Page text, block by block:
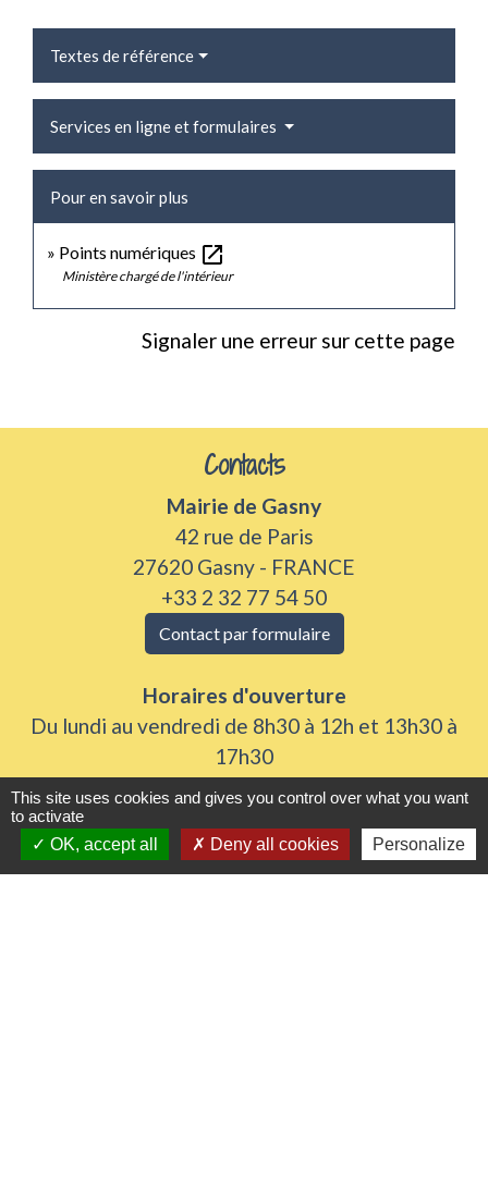
Textes de référence
Services en ligne et formulaires
Pour en savoir plus
Points numériques open_in_new
Ministère chargé de l'intérieur
Signaler une erreur sur cette page
Contacts
Mairie de Gasny
42 rue de Paris
27620 Gasny - FRANCE
+33 2 32 77 54 50
Contact par formulaire
Horaires d'ouverture
Du lundi au vendredi de 8h30 à 12h et 13h30 à
17h30
Samedi 8h30 à 12h
This site uses cookies and gives you control over what you want
to activate
OK, accept all
Deny all cookies Personalize